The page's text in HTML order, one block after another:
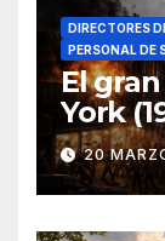
DIRECTORES
PERSONAL DE
El
York
20